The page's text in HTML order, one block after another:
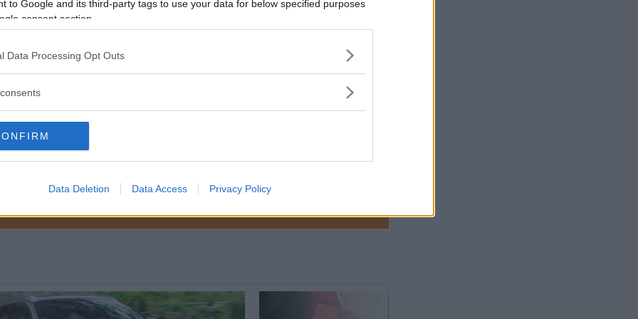
to Google and its third-party tags to use your data for below specified purposes
consent section.
Data Processing Opt Outs
Data Deletion Data Access Privacy Policy
obligatorisk klimat- och ursprungsdeklaration av olika
ska se vad som finns i bränslet och var innehållet kommer